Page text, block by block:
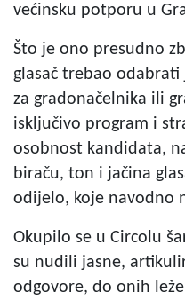
većinsku potporu u
Što je ono presudno
glasač trebao
za gradonačelnika ili
isključivo program i
osobnost kandidata,
biraču, ton i jačina
odijelo, koje navodno
Okupilo se u Circolu
su nudili jasne,
odgovore, do onih